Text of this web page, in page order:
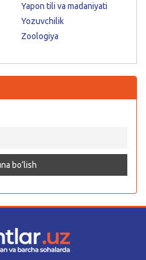
Yapon tili va madaniyati
Yozuvchilik
Zoologiya